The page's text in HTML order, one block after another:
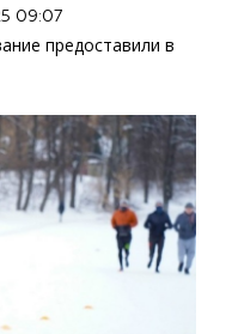
09:07
предоставили в